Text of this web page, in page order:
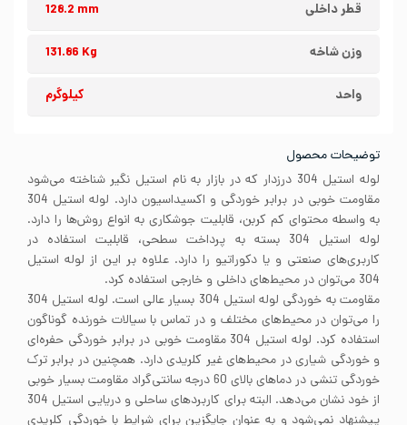
قطر داخلی 128.2 mm
وزن شاخه 131.86 Kg
واحد کیلوگرم
توضیحات محصول
لوله استیل 304 درزدار که در بازار به نام استیل نگیر شناخته می‌شود
مقاومت خوبی در برابر خوردگی و اکسیداسیون دارد. لوله استیل 304
به واسطه محتوای کم کربن، قابلیت جوشکاری به انواع روش‌ها را دارد.
لوله استیل 304 بسته به پرداخت سطحی، قابلیت استفاده در
کاربری‌های صنعتی و یا دکوراتیو را دارد. علاوه بر این از لوله استیل
304 می‌توان در محیط‌های داخلی و خارجی استفاده کرد.
مقاومت به خوردگی لوله استیل 304 بسیار عالی است. لوله استیل 304
را می‌توان در محیط‌های مختلف و در تماس با سیالات خورنده گوناگون
استفاده کرد. لوله استیل 304 مقاومت خوبی در برابر خوردگی حفره‌ای
و خوردگی شیاری در محیط‌های غیر کلریدی دارد. همچنین در برابر ترک
خوردگی تنشی در دماهای بالای 60 درجه سانتی‌گراد مقاومت بسیار خوبی
از خود نشان می‌دهد. البته برای کاربردهای ساحلی و دریایی استیل 304
پیشنهاد نمی‌شود و به عنوان جایگزین برای شرایط با خوردگی کلریدی